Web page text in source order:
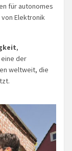
für autonomes
Elektronik
,
der
weltweit, die